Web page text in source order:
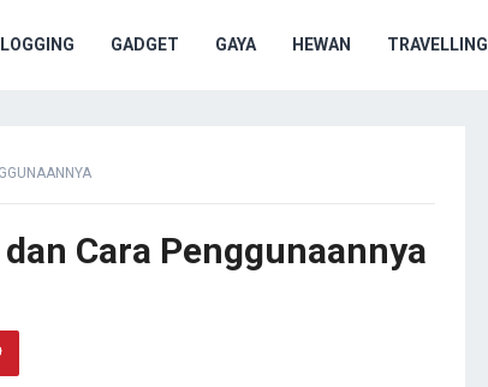
GADGET GAYA HEWAN TRAVELLING
Cara Penggunaannya